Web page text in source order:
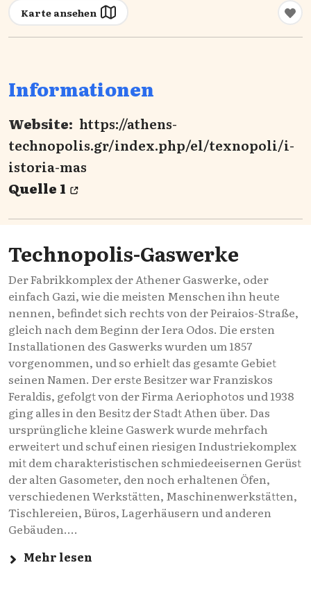
Karte ansehen
Informationen
Website: https://athens-
technopolis.gr/index.php/el/texnopoli/i-
istoria-mas
Quelle 1
Technopolis-Gaswerke
Der Fabrikkomplex der Athener Gaswerke, oder
einfach Gazi, wie die meisten Menschen ihn heute
nennen, befindet sich rechts von der Peiraios-Straße,
gleich nach dem Beginn der Iera Odos. Die ersten
Installationen des Gaswerks wurden um 1857
vorgenommen, und so erhielt das gesamte Gebiet
seinen Namen. Der erste Besitzer war Franziskos
Feraldis, gefolgt von der Firma Aeriophotos und 1938
ging alles in den Besitz der Stadt Athen über. Das
ursprüngliche kleine Gaswerk wurde mehrfach
erweitert und schuf einen riesigen Industriekomplex
mit dem charakteristischen schmiedeeisernen Gerüst
der alten Gasometer, den noch erhaltenen Öfen,
verschiedenen Werkstätten, Maschinenwerkstätten,
Tischlereien, Büros, Lagerhäusern und anderen
Gebäuden....
Mehr lesen